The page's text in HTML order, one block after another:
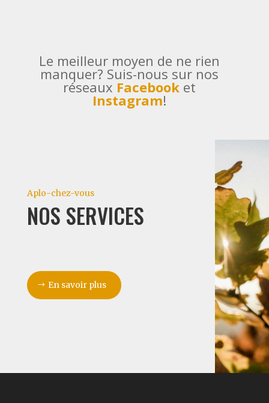
Le meilleur moyen de ne rien
manquer? Suis-nous sur nos
réseaux Facebooket
Instagram!
Aplo-chez-vous
NOS SERVICES
En savoir plus